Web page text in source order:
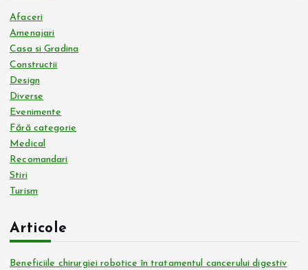
Afaceri
Amenajari
Casa si Gradina
Constructii
Design
Diverse
Evenimente
Fără categorie
Medical
Recomandari
Stiri
Turism
Articole
Beneficiile chirurgiei robotice în tratamentul cancerului digestiv